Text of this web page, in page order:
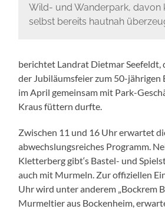
Wild- und Wanderpark, davon
selbst bereits hautnah
berichtet Landrat Dietmar Seefeldt,
der Jubiläumsfeier zum 50-jährigen
im April gemeinsam mit Park-
Kraus füttern durfte.
Zwischen 11 und 16 Uhr erwartet
abwechslungsreiches Programm.
Kletterberg gibt‘s Bastel- und
auch mit Murmeln. Zur offiziellen
Uhr wird unter anderem „Bockrem
Murmeltier aus Bockenheim,